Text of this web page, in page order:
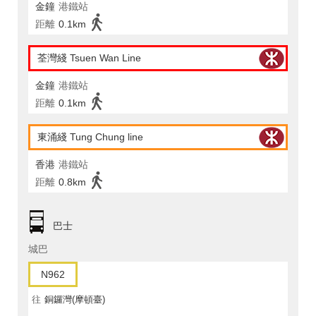
金鐘 港鐵站
距離 0.1km
荃灣綫 Tsuen Wan Line
金鐘 港鐵站
距離 0.1km
東涌綫 Tung Chung line
香港 港鐵站
距離 0.8km
巴士
城巴
N962
往 銅鑼灣(摩頓臺)